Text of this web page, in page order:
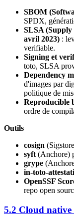
SBOM
SPDX,
SLSA
avril 2023) :
verifiable.
Signing et
toto, SLSA
Dependency
d'images par
politique de
Reproducible
ordre de
Outils
cosign
syft (Anchore)
grype
in-toto-
OpenSSF
repo open
5.2 Cloud native